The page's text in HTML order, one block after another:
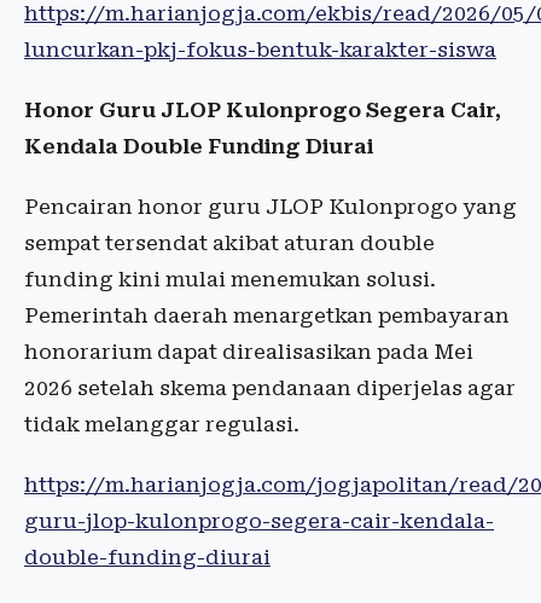
https://m.harianjogja.com/ekbis/read/2026/05/
luncurkan-pkj-fokus-bentuk-karakter-siswa
Honor Guru JLOP Kulonprogo Segera Cair,
Kendala Double Funding Diurai
Pencairan honor guru JLOP Kulonprogo yang
sempat tersendat akibat aturan double
funding kini mulai menemukan solusi.
Pemerintah daerah menargetkan pembayaran
honorarium dapat direalisasikan pada Mei
2026 setelah skema pendanaan diperjelas agar
tidak melanggar regulasi.
https://m.harianjogja.com/jogjapolitan/read/
guru-jlop-kulonprogo-segera-cair-kendala-
double-funding-diurai